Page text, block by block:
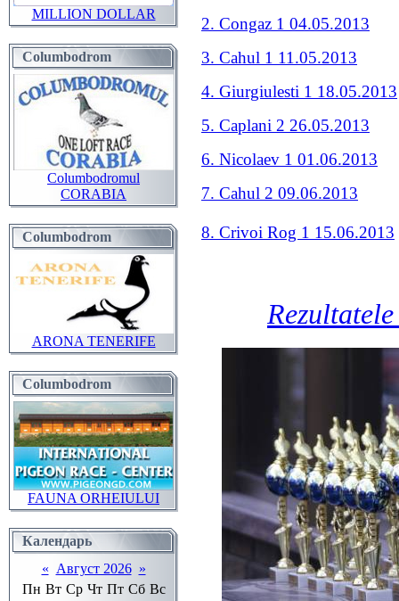
MILLION DOLLAR
Columbodrom
Columbodromul
CORABIA
Columbodrom
ARONA TENERIFE
Columbodrom
FAUNA ORHEIULUI
Календарь
« Август 2026 »
Пн Вт Ср Чт Пт Сб Вс
2. Congaz 1 04.05.2013
3. Cahul 1 11.05.2013
4. Giurgiulesti 1 18.05.2013
5. Caplani 2 26.05.2013
6. Nicolaev 1 01.06.2013
7. Cahul 2 09.06.2013
8. Crivoi Rog 1 15.06.2013